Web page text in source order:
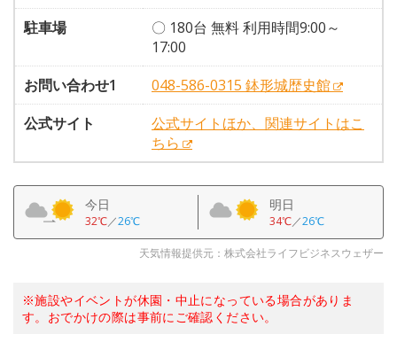
駐車場
〇 180台 無料 利用時間9:00～
17:00
お問い合わせ1
048-586-0315 鉢形城歴史館
公式サイト
公式サイトほか、関連サイトはこ
ちら
今日
32℃／26℃
明日
34℃／26℃
天気情報提供元：株式会社ライフビジネスウェザー
※施設やイベントが休園・中止になっている場合がありま
す。おでかけの際は事前にご確認ください。